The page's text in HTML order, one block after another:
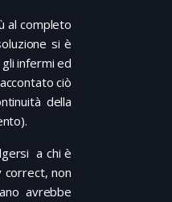
al completo
si è
infermi ed
ciò
della
a chi è
correct, non
avrebbe